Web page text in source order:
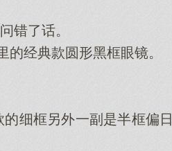
错了话。
经典款圆形黑框眼镜。
细框另外一副是半框偏日